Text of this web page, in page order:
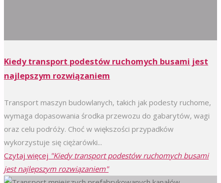
Kiedy transport podestów ruchomych busami jest
najlepszym rozwiązaniem
Transport maszyn budowlanych, takich jak podesty ruchome,
wymaga dopasowania środka przewozu do gabarytów, wagi
oraz celu podróży. Choć w większości przypadków
wykorzystuje się ciężarówki...
Czytaj więcej "Kiedy transport podestów ruchomych busami
jest najlepszym rozwiązaniem"